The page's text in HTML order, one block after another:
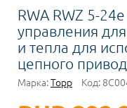
RWA RWZ 5-
управления
и тепла для
цепного
Марка:Topp Код: